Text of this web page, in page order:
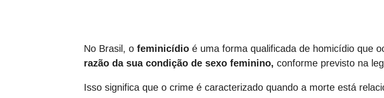
No Brasil, o feminicídio é uma forma qualificada de homicídio que
razão da sua condição de sexo feminino, conforme previsto na
Isso significa que o crime é caracterizado quando a morte está